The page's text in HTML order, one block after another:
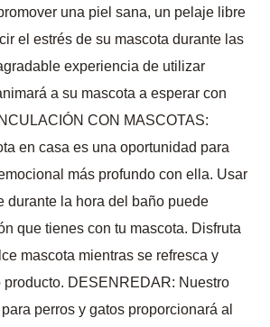
una piel sana, un pelaje libre
el estrés de su mascota durante las
experiencia de utilizar
a su mascota a esperar con
CON MASCOTAS:
en casa es una oportunidad para
más profundo con ella. Usar
durante la hora del baño puede
que tienes con tu mascota. Disfruta
mascota mientras se refresca y
producto. DESENREDAR: Nuestro
perros y gatos proporcionará al